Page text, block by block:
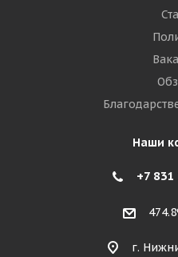
Наши
+7
г.